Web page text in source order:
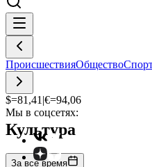
ПроисшествияОбщество
$=81,41 |€=94,06
Мы в соцсетях:
Культура
За все время